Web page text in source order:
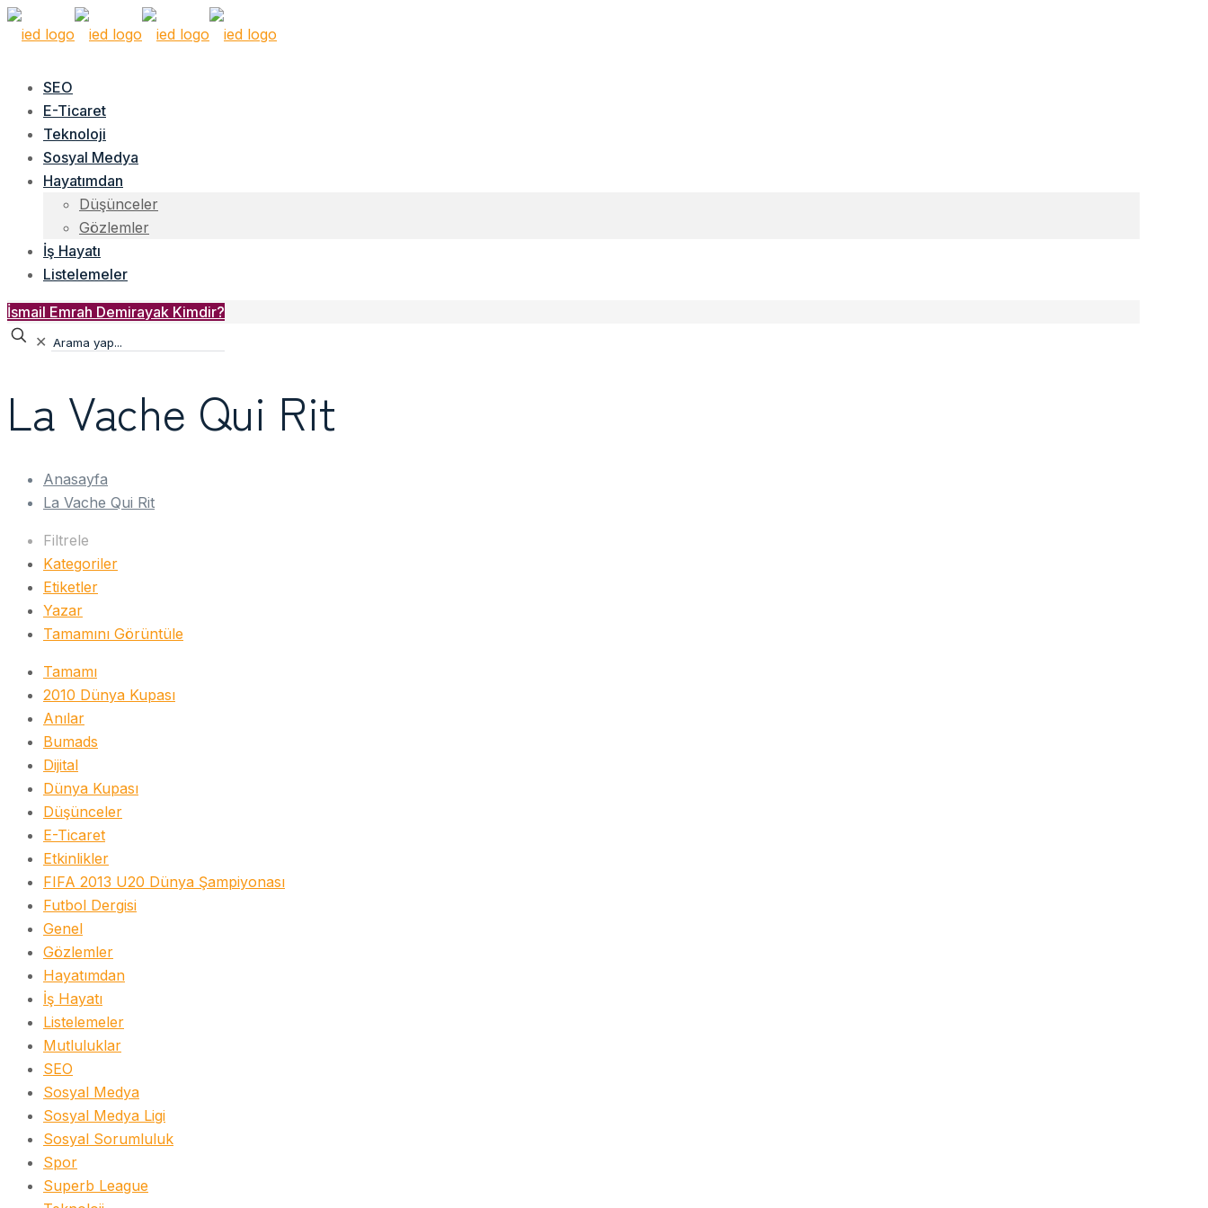
SEO
E-Ticaret
Teknoloji
Sosyal Medya
Hayatımdan
Düşünceler
Gözlemler
İş Hayatı
Listelemeler
İsmail Emrah Demirayak Kimdir?
✕
La Vache Qui Rit
Anasayfa
La Vache Qui Rit
Filtrele
Kategoriler
Etiketler
Yazar
Tamamını Görüntüle
Tamamı
2010 Dünya Kupası
Anılar
Bumads
Dijital
Dünya Kupası
Düşünceler
E-Ticaret
Etkinlikler
FIFA 2013 U20 Dünya Şampiyonası
Futbol Dergisi
Genel
Gözlemler
Hayatımdan
İş Hayatı
Listelemeler
Mutluluklar
SEO
Sosyal Medya
Sosyal Medya Ligi
Sosyal Sorumluluk
Spor
Superb League